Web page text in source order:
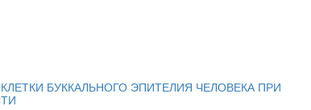
БУККАЛЬНОГО ЭПИТЕЛИЯ ЧЕЛОВЕКА ПРИ